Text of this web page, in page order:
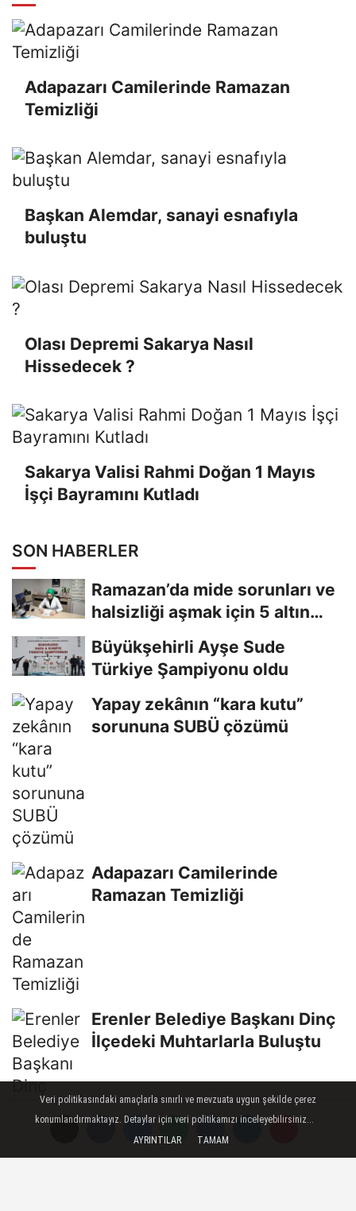
Adapazarı Camilerinde Ramazan
Temizliği
Başkan Alemdar, sanayi esnafıyla
buluştu
Olası Depremi Sakarya Nasıl
Hissedecek ?
Sakarya Valisi Rahmi Doğan 1 Mayıs
İşçi Bayramını Kutladı
SON HABERLER
Ramazan’da mide sorunları ve
halsizliği aşmak için 5 altın
Büyükşehirli Ayşe Sude
Türkiye Şampiyonu oldu
Yapay zekânın “kara kutu”
sorununa SUBÜ çözümü
Adapazarı Camilerinde
Ramazan Temizliği
Erenler Belediye Başkanı Dinç
İlçedeki Muhtarlarla Buluştu
Veri politikasındaki amaçlarla sınırlı ve mevzuata uygun şekilde çerez
konumlandırmaktayız. Detaylar için veri politikamızı inceleyebilirsiniz...
AYRINTILAR
TAMAM